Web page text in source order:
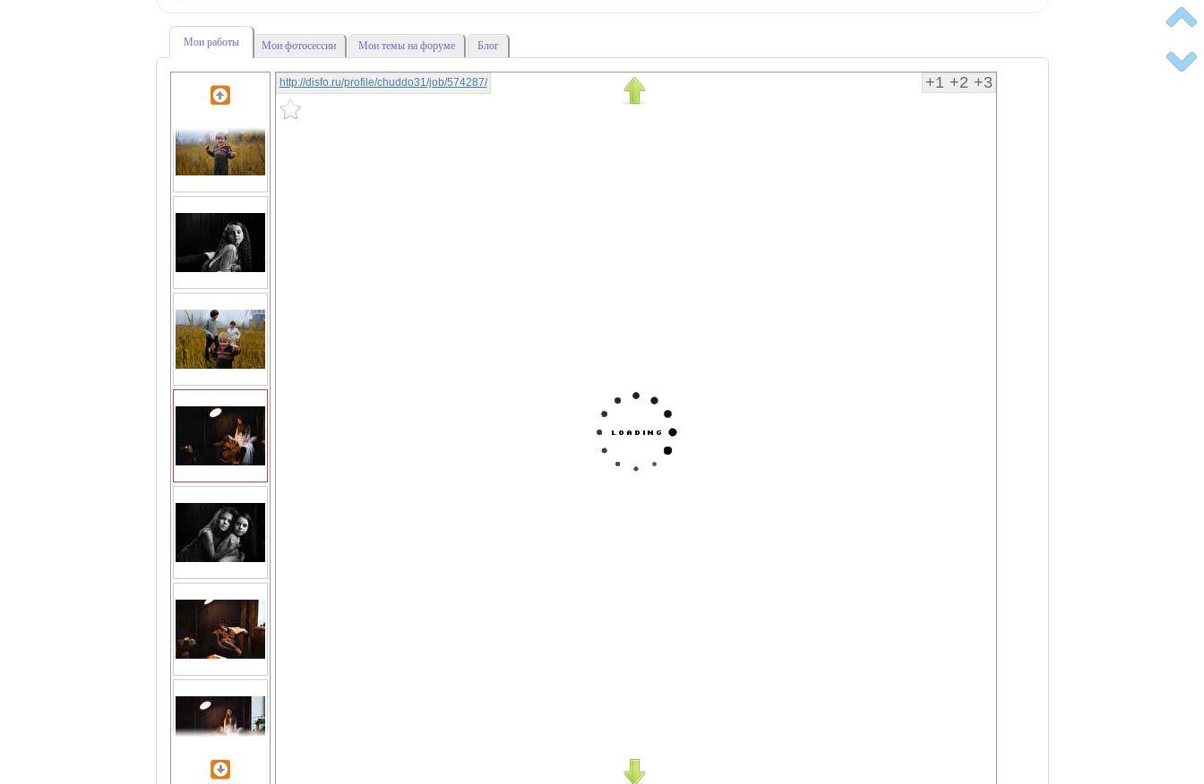
Мои работы Мои фотосессии Мои темы на форуме Блог
+1 +2 +3
http://disfo.ru/profile/chuddo31/job/574287/